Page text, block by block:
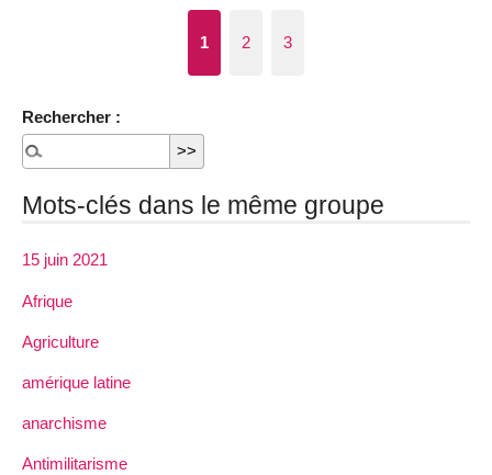
1 2 3
Rechercher :
Mots-clés dans le même groupe
15 juin 2021
Afrique
Agriculture
amérique latine
anarchisme
Antimilitarisme